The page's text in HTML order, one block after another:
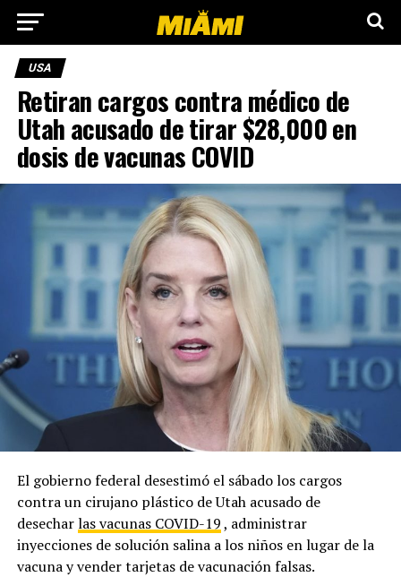
USA
Retiran cargos contra médico de
Utah acusado de tirar $28,000 en
dosis de vacunas COVID
El gobierno federal desestimó el sábado los cargos
contra un cirujano plástico de Utah acusado de
desecharlas vacunas COVID-19, administrar
inyecciones de solución salina a los niños en lugar de la
vacuna y vender tarjetas de vacunación falsas.